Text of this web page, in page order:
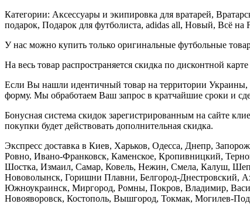
Категории: Аксессуары и экипировка для вратарей,
подарок, Подарок для футболиста, adidas all, Новый, Всё
У нас можно купить только оригинальные футбольные
На весь товар распространяется скидка по дисконтной
Если Вы нашли идентичный товар на территории Украины,
форму. Мы обработаем Ваш запрос в кратчайшие сроки и
Бонусная система скидок зарегистрированным на сайте
покупки будет действовать дополнительная скидка.
Экспресс доставка в Киев, Харьков, Одесса, Днепр,
Ровно, Ивано-Франковск, Каменское, Кропивницкий,
Шостка, Измаил, Самар, Ковель, Нежин, Смела, Калуш,
Нововолынск, Горишни Плавни, Белгород-Днестровский,
Южноукраинск, Миргород, Ромны, Покров, Владимир,
Новояворовск, Костополь, Вышгород, Токмак, Могилев-